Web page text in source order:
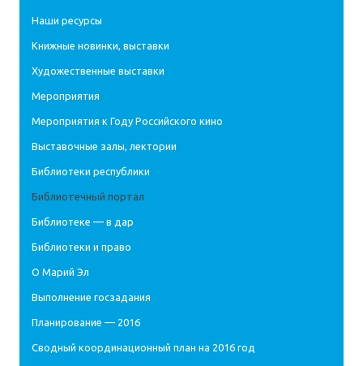
Наши ресурсы
Книжные новинки, выставки
Художественные выставки
Мероприятия
Мероприятия к Году Российского кино
Выставочные залы, лектории
Библиотеки республики
Библиотечный портал
Библиотеке — в дар
Библиотеки и право
О Марий Эл
Выполнение госзадания
Планирование — 2016
Сводный координационный план на 2016 год